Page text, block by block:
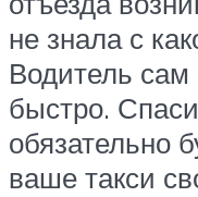
не знала с
Водитель
быстро.
обязательно
ваше такси